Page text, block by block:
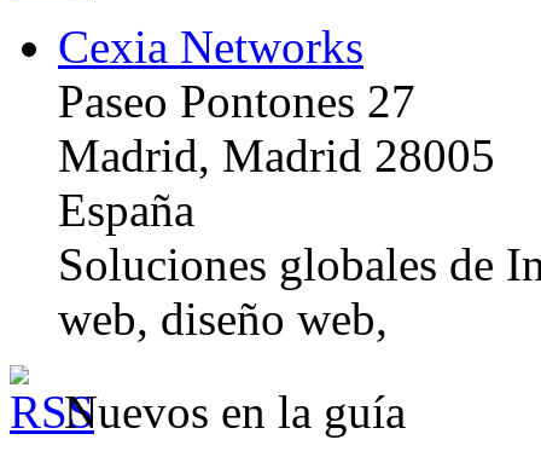
Cexia Networks
Paseo Pontones 27
Madrid, Madrid 28005
España
Soluciones globales de
web, diseño web,
Nuevos en la guía